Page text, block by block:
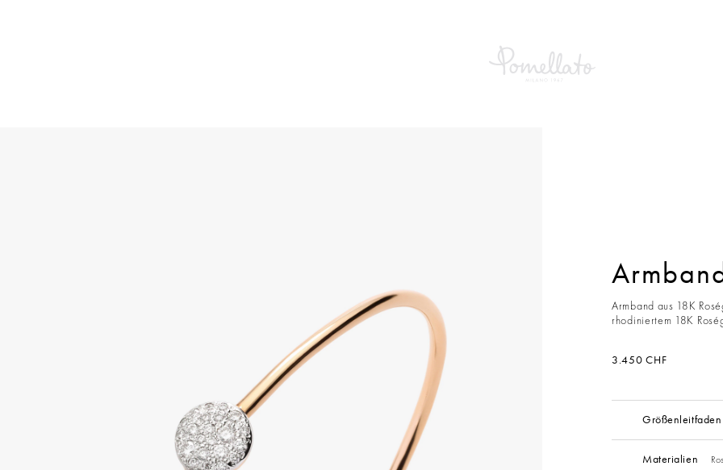
Armband aus 18K
rhodiniertem 18K
3.450 CHF
Größenleitfaden
Materialien